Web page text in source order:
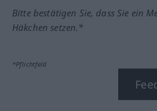
Bitte bestätigen Sie, dass Sie ein
Häkchen setzen.*
*Pflichtfeld